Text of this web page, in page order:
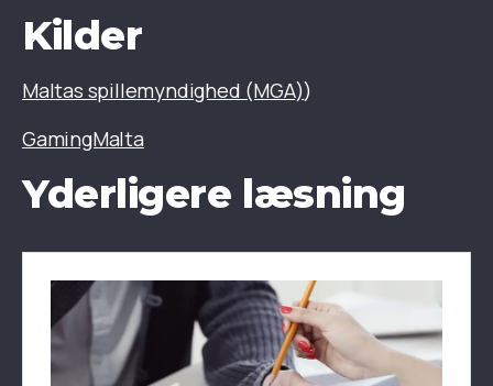
Kilder
Maltas spillemyndighed (MGA))
GamingMalta
Yderligere læsning